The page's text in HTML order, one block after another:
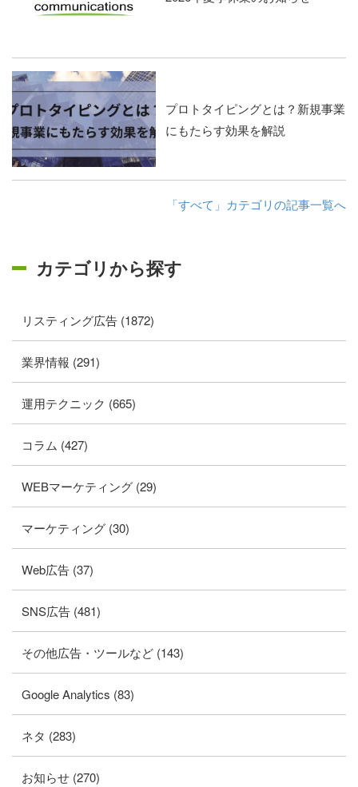
プロトタイピングとは？新規事業
にもたらす効果を解説
「すべて」カテゴリの記事一覧へ
カテゴリから探す
リスティング広告 (1872)
業界情報 (291)
運用テクニック (665)
コラム (427)
WEBマーケティング (29)
マーケティング (30)
Web広告 (37)
SNS広告 (481)
その他広告・ツールなど (143)
Google Analytics (83)
ネタ (283)
お知らせ (270)